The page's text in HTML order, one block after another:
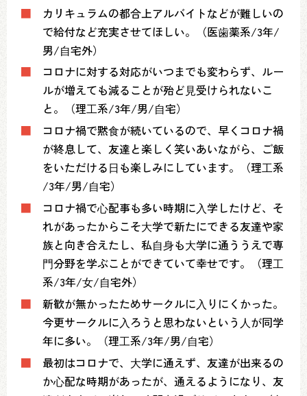
■
カリキュラムの都合上アルバイトなどが難しいの
で給付など充実させてほしい。（医⻭薬系/3年/
男/⾃宅外）
■
コロナに対する対応がいつまでも変わらず、ルー
ルが増えても減ることが殆ど⾒受けられないこ
と。（理⼯系/3年/男/⾃宅）
■
コロナ禍で黙⾷が続いているので、早くコロナ禍
が終息して、友達と楽しく笑いあいながら、ご飯
をいただける⽇も楽しみにしています。（理⼯系
/3年/男/⾃宅）
■
コロナ禍で⼼配事も多い時期に⼊学したけど、そ
れがあったからこそ⼤学で新たにできる友達や家
族と向き合えたし、私⾃⾝も⼤学に通ううえで専
⾨分野を学ぶことができていて幸せです。（理⼯
系/3年/⼥/⾃宅外）
■
新歓が無かったためサークルに⼊りにくかった。
今更サークルに⼊ろうと思わないという⼈が同学
年に多い。（理⼯系/3年/男/⾃宅）
■
最初はコロナで、⼤学に通えず、友達が出来るの
か⼼配な時期があったが、通えるようになり、友